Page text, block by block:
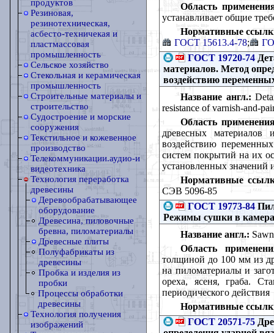
продуктов
Резиновая,
резинотехническая,
асбесто-техничекая и
пластмассовая
промышленность
Сельское хозяйство
Стекольная и керамическая
промышленность
Строительные материалы и
строительство
Судостроение и морские
сооружения
Текстильное и кожевенное
производство
Телекоммуникации.аудио-и
видеотехника
Технология переработка
древесины
Деревообрабатывающее
оборудование
Древесина, пиловочные
бревна, пиломатериалы
Древесные плиты
Полуфабрикаты из
древесины
Пробка и изделия из
пробки
Процессы обработки
древесины
Технология получения
изображений
Область
устанавливает общие
Нормативные
ГОСТ 15613.4-78;
ГОСТ 19720-74
материалов. Метод
воздействию
Название англ.:
resistance of varnish-and-
Область
древесных материалов
воздействию
систем покрытий на их
установленных значений
Нормативные
СЭВ 5096-85
ГОСТ 19773-84
Режимы сушки в
Название англ.:
Область
толщиной до 100 мм из
на пиломатериалы и
ореха, ясеня, граба.
периодического действия
Нормативные
ГОСТ 20571-75